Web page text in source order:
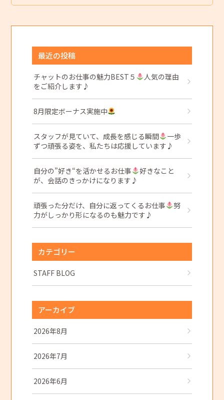
最近の投稿
チャットのお仕事の魅力BEST５
人気の理由
をご紹介します♪
8月限定ボーナス実施中
スタッフが見ていて、成長を感じる瞬間
一歩
ずつ頑張る姿を、私たちは応援しています♪
自分の”好き“を活かせるお仕事
好きなこと
が、会話のきっかけになります♪
頑張った分だけ、自分に返ってくるお仕事
努
力がしっかり形になるのも魅力です♪
カテゴリー
STAFF BLOG
アーカイブ
2026年8月
2026年7月
2026年6月